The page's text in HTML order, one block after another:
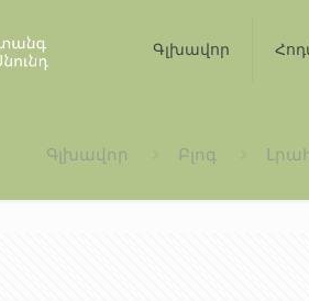
Գլխավոր
Գլխավոր Բլոգ